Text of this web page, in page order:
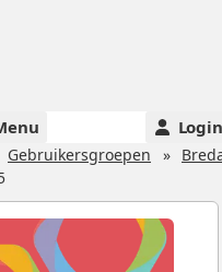
Login
Gebruikersgroepen